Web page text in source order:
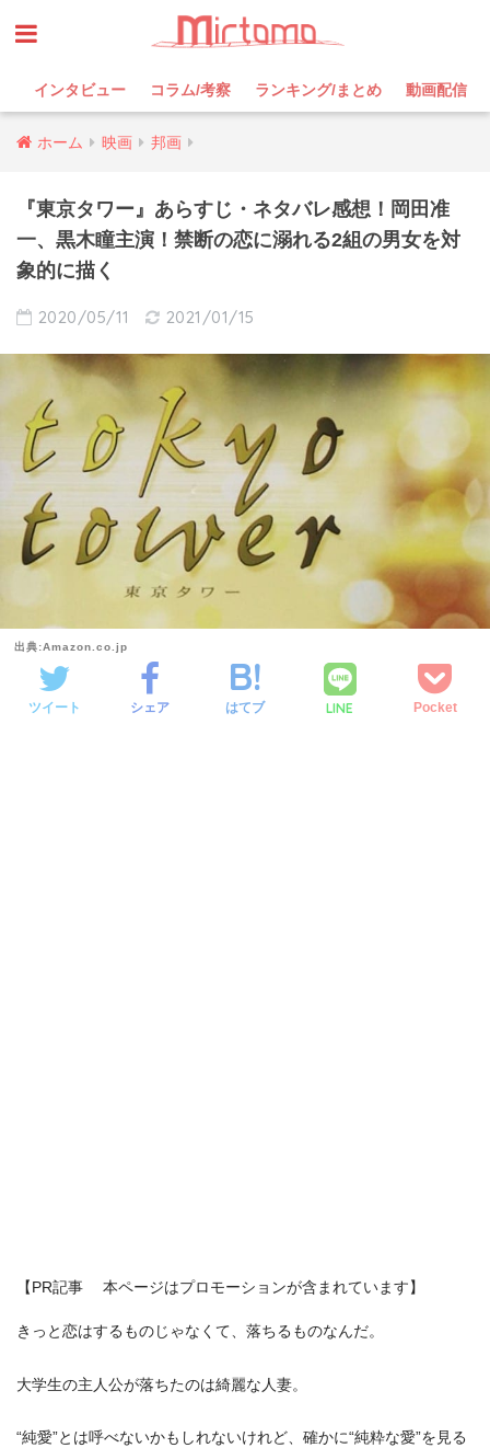
インタビュー コラム/考察 ランキング/まとめ 動画配信
ホーム 映画 邦画
『東京タワー』あらすじ・ネタバレ感想！岡田准
一、黒木瞳主演！禁断の恋に溺れる2組の男女を対
象的に描く
2020/05/11 2021/01/15
出典:Amazon.co.jp
ツイート シェア はてブ LINE Pocket
【PR記事 本ページはプロモーションが含まれています】
きっと恋はするものじゃなくて、落ちるものなんだ。
大学生の主人公が落ちたのは綺麗な人妻。
“純愛”とは呼べないかもしれないけれど、確かに“純粋な愛”を見る